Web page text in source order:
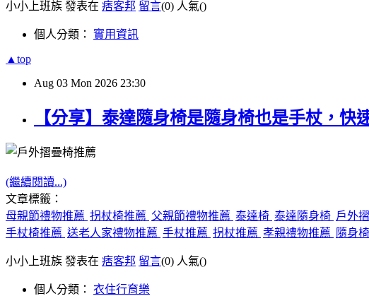
小小上班族 發表在 痞客邦 留言(0) 人氣()
個人分類： 實用資訊
▲top
Aug 03 Mon 2026 23:30
【分享】泰達隨身椅是隨身椅也是手杖，快
(繼續閱讀...)
文章標籤：
母親節禮物推薦 拐杖椅推薦 父親節禮物推薦 泰達椅 泰達隨身椅 戶外
手杖椅推薦 送老人家禮物推薦 手杖推薦 拐杖推薦 孝親禮物推薦 隨身
小小上班族 發表在 痞客邦 留言(0) 人氣()
個人分類： 衣住行育樂